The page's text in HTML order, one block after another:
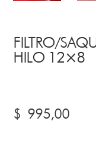
FILTRO/
HILO 12×8
$ 995,00